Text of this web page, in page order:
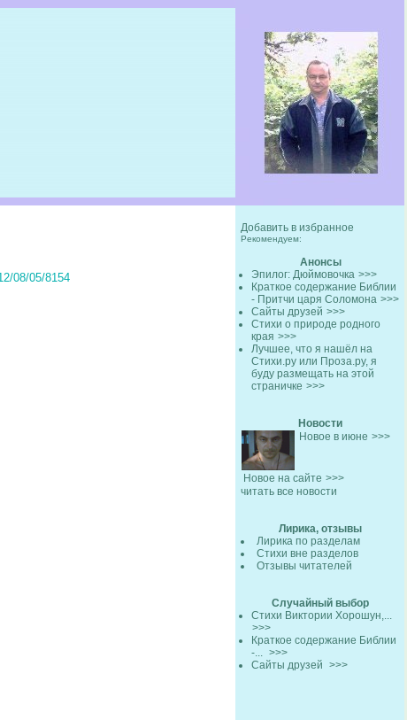
Добавить в избранное
Рекомендуем:
Анонсы
Эпилог: Дюймовочка >>>
Краткое содержание Библии
- Притчи царя Соломона >>>
Сайты друзей >>>
Стихи о природе родного
края >>>
Лучшее, что я нашёл на
Стихи.ру или Проза.ру, я
буду размещать на этой
страничке >>>
Новости
Новое в июне >>>
Новое на сайте >>>
читать все новости
Лирика, отзывы
Лирика по разделам
Стихи вне разделов
Отзывы читателей
Случайный выбор
Стихи Виктории Хорошун,...
>>>
Краткое содержание Библии
-... >>>
Сайты друзей >>>
08/05/8154